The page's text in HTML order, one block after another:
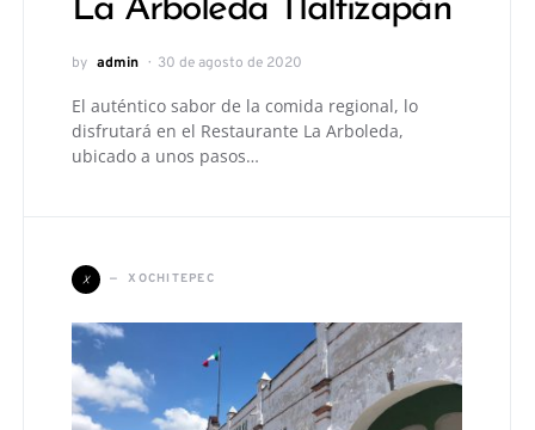
La Arboleda Tlaltizapán
by admin 30 de agosto de 2020
El auténtico sabor de la comida regional, lo
disfrutará en el Restaurante La Arboleda,
ubicado a unos pasos…
X XOCHITEPEC